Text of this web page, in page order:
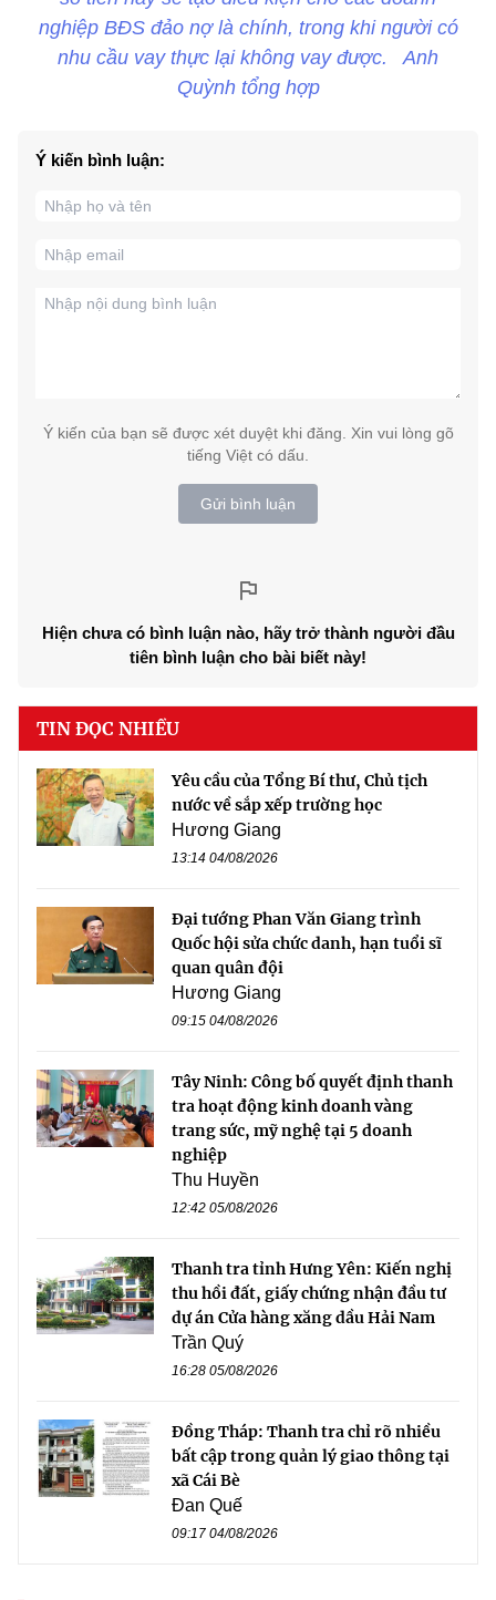
nghiệp BĐS đảo nợ là chính, trong khi người có
nhu cầu vay thực lại không vay được. Anh
Quỳnh tổng hợp
Ý kiến bình luận:
Ý kiến của bạn sẽ được xét duyệt khi đăng. Xin vui lòng gõ
tiếng Việt có dấu.
Gửi bình luận
Hiện chưa có bình luận nào, hãy trở thành người đầu
tiên bình luận cho bài biết này!
TIN ĐỌC NHIỀU
Yêu cầu của Tổng Bí thư, Chủ tịch
nước về sắp xếp trường học
Hương Giang
13:14 04/08/2026
Đại tướng Phan Văn Giang trình
Quốc hội sửa chức danh, hạn tuổi sĩ
quan quân đội
Hương Giang
09:15 04/08/2026
Tây Ninh: Công bố quyết định thanh
tra hoạt động kinh doanh vàng
trang sức, mỹ nghệ tại 5 doanh
nghiệp
Thu Huyền
12:42 05/08/2026
Thanh tra tỉnh Hưng Yên: Kiến nghị
thu hồi đất, giấy chứng nhận đầu tư
dự án Cửa hàng xăng dầu Hải Nam
Trần Quý
16:28 05/08/2026
Đồng Tháp: Thanh tra chỉ rõ nhiều
bất cập trong quản lý giao thông tại
xã Cái Bè
Đan Quế
09:17 04/08/2026